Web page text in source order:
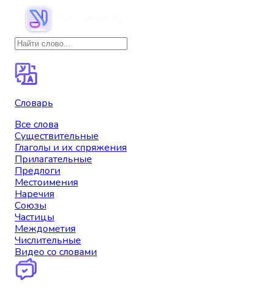
Словарь
Все слова
Существительные
Глаголы и их спряжения
Прилагательные
Предлоги
Местоимения
Наречия
Союзы
Частицы
Междометия
Числительные
Видео со словами